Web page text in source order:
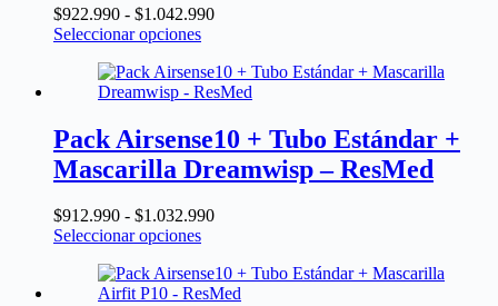
la
página
producto
$922.990 - $1.042.990Rango
desde
$922.990
$1.042.990
Seleccionar opcionesEste
tiene
múltiples
Las
opciones
se
elegir
en
página
de
Pack Airsense10 + Tubo Estándar +
Mascarilla Dreamwisp – ResMed
$912.990 - $1.032.990Rango
desde
$912.990
Seleccionar opcionesEste
tiene
múltiples